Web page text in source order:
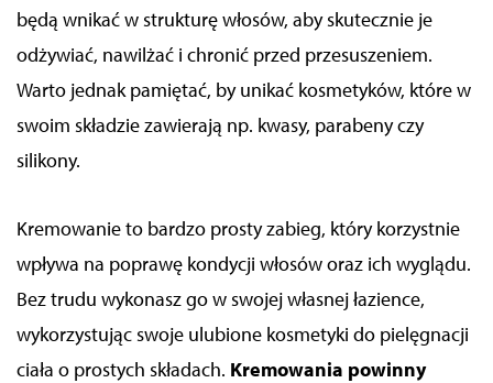
będą wnikać w strukturę włosów, aby skutecznie je
odżywiać, nawilżać i chronić przed przesuszeniem.
Warto jednak pamiętać, by unikać kosmetyków, które w
swoim składzie zawierają np. kwasy, parabeny czy
silikony.
Kremowanie to bardzo prosty zabieg, który korzystnie
wpływa na poprawę kondycji włosów oraz ich wyglądu.
Bez trudu wykonasz go w swojej własnej łazience,
wykorzystując swoje ulubione kosmetyki do pielęgnacji
ciała o prostych składach. Kremowania powinny